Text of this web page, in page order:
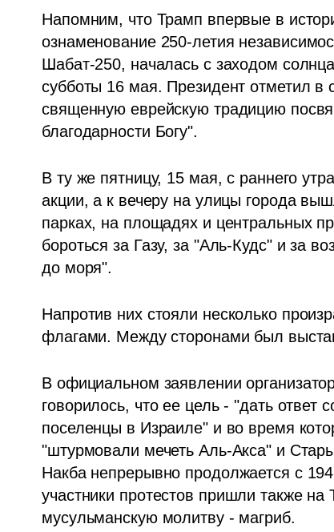
Напомним, что Трамп впервые в
ознаменование 250-летия
Шабат-250, началась с заходом
субботы 16 мая. Президент отметил в
священную еврейскую традицию
благодарности Богу".
В ту же пятницу, 15 мая, с раннего
акции, а к вечеру на улицы города
парках, на площадях и центральных
бороться за Газу, за "Аль-Кудс" и за
до моря".
Напротив них стояли несколько
флагами. Между сторонами был
В официальном заявлении
говорилось, что ее цель - "дать
поселенцы в Израиле" и во время
"штурмовали мечеть Аль-Акса" и
Накба непрерывно продолжается с
участники протестов пришли также
мусульманскую молитву - магриб.